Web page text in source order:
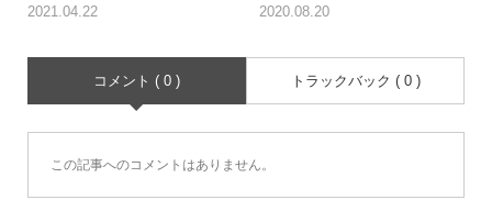
2021.04.22 2020.08.20
コメント ( 0 ) トラックバック ( 0 )
この記事へのコメントはありません。